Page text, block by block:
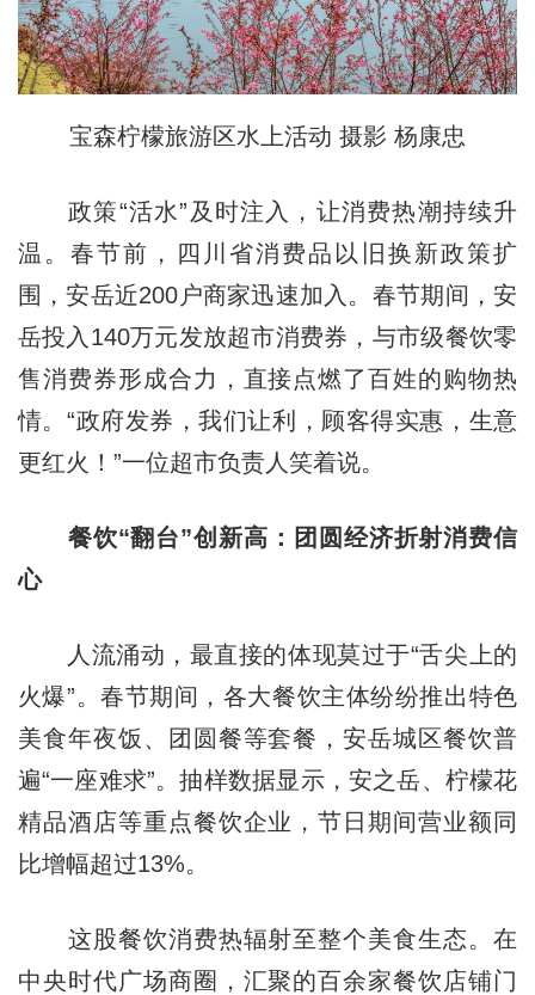
宝森柠檬旅游区水上活动 摄影 杨康忠
政策“活水”及时注入，让消费热潮持续升
温。春节前，四川省消费品以旧换新政策扩
围，安岳近200户商家迅速加入。春节期间，安
岳投入140万元发放超市消费券，与市级餐饮零
售消费券形成合力，直接点燃了百姓的购物热
情。“政府发券，我们让利，顾客得实惠，生意
更红火！”一位超市负责人笑着说。
餐饮“翻台”创新高：团圆经济折射消费信
心
人流涌动，最直接的体现莫过于“舌尖上的
火爆”。春节期间，各大餐饮主体纷纷推出特色
美食年夜饭、团圆餐等套餐，安岳城区餐饮普
遍“一座难求”。抽样数据显示，安之岳、柠檬花
精品酒店等重点餐饮企业，节日期间营业额同
比增幅超过13%。
这股餐饮消费热辐射至整个美食生态。在
中央时代广场商圈，汇聚的百余家餐饮店铺门